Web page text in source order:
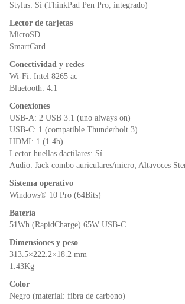
Stylus: Sí (ThinkPad Pen Pro, integrado)
Lector de tarjetas
MicroSD
SmartCard
Conectividad y redes
Wi-Fi: Intel 8265 ac
Bluetooth: 4.1
Conexiones
USB-A: 2 USB 3.1 (uno always on)
USB-C: 1 (compatible Thunderbolt 3)
HDMI: 1 (1.4b)
Lector huellas dactilares: Sí
Audio: Jack combo auriculares/micro; Altavoces
Sistema operativo
Windows® 10 Pro (64Bits)
Batería
51Wh (RapidCharge) 65W USB-C
Dimensiones y peso
313.5×222.2×18.2 mm
1.43Kg
Color
Negro (material: fibra de carbono)